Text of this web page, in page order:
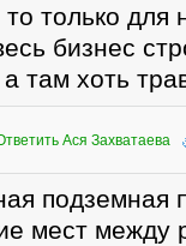
только для
бизнес
там хоть
Ася Захватаева
подземная
мест между